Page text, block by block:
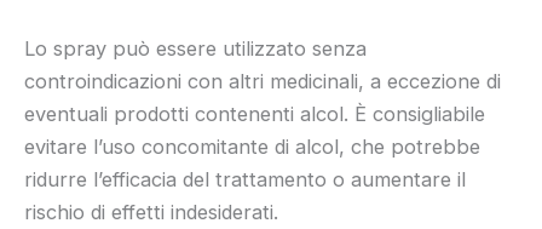
Lo spray può essere utilizzato senza
controindicazioni con altri medicinali, a eccezione di
eventuali prodotti contenenti alcol. È consigliabile
evitare l’uso concomitante di alcol, che potrebbe
ridurre l’efficacia del trattamento o aumentare il
rischio di effetti indesiderati.